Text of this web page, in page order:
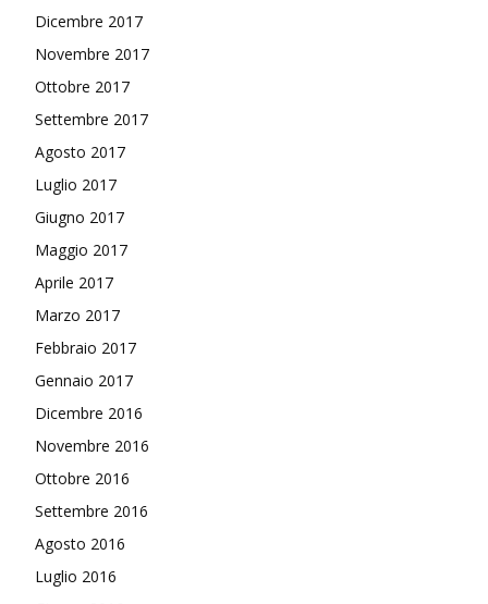
Dicembre 2017
Novembre 2017
Ottobre 2017
Settembre 2017
Agosto 2017
Luglio 2017
Giugno 2017
Maggio 2017
Aprile 2017
Marzo 2017
Febbraio 2017
Gennaio 2017
Dicembre 2016
Novembre 2016
Ottobre 2016
Settembre 2016
Agosto 2016
Luglio 2016